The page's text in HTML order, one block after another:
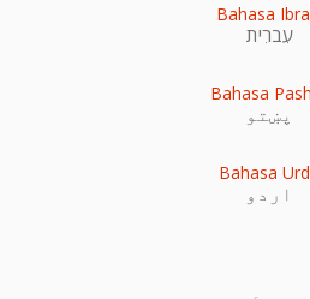
Bahasa
עִברִית
Bahasa
پښتو
Bahasa
اردو